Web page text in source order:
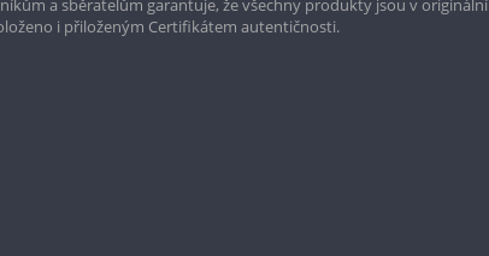
a sběratelům garantuje, že všechny produkty jsou v originální
i přiloženým Certifikátem autentičnosti.